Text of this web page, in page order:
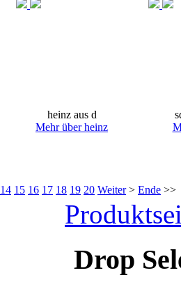
heinz aus d
Mehr über heinz
14 15 16 17 18 19 20 Weiter> Ende >>
Drop